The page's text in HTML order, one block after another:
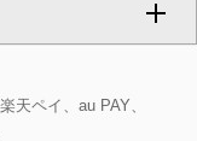
天ペイ、au PAY、